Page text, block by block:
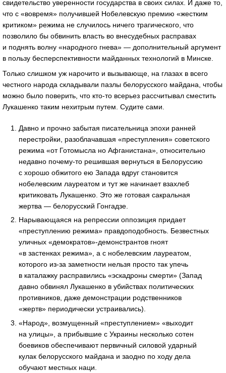
свидетельство уверенности государства в своих силах. И даже то,
что с «вовремя» получившей Нобелевскую премию «жестким
критиком» режима не случилось ничего трагического, что
позволило бы обвинить власть во внесудебных расправах
и поднять волну «народного гнева» — дополнительный аргумент
в пользу бесперспективности майданных технологий в Минске.
Только слишком уж нарочито и вызывающе, на глазах в всего
честного народа складывали пазлы белорусского майдана, чтобы
можно было поверить, что кто-то всерьез рассчитывал сместить
Лукашенко таким нехитрым путем. Судите сами.
Давно и прочно забытая писательница эпохи ранней
перестройки, разоблачавшая «преступления» советского
режима «от Готомысла но Афганистана», относительно
недавно почему-то решившая вернуться в Белоруссию
с хорошо обжитого ею Запада вдруг становится
нобелевским лауреатом и тут же начинает взахлеб
критиковать Лукашенко. Это же готовая сакральная
жертва — белорусский Гонгадзе.
Нарывающаяся на репрессии оппозиция придает
«преступлению режима» правдоподобность. Безвестных
уличных «демократов»-демонстрантов гноят
«в застенках режима», а с нобелевским лауреатом,
которого из-за заметности нельзя просто так упечь
в каталажку расправились «эскадроны смерти» (Запад
давно обвинял Лукашенко в убийствах политических
противников, даже демонстрации родственников
«жертв» периодически устраивались).
«Народ», возмущенный «преступлением» «выходит
на улицы», а прибывшие с Украины несколько сотен
боевиков обеспечивают первичный силовой ударный
кулак белорусского майдана и заодно по ходу дела
обучают местных наци.